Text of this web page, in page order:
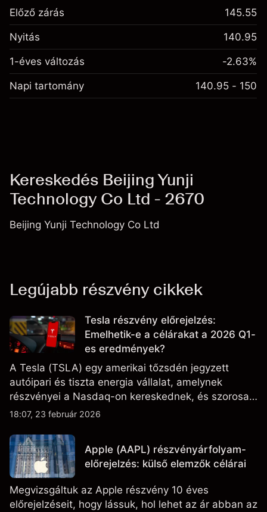
Előző zárás 145.55
Nyitás 140.95
1-éves változás -2.63%
Napi tartomány 140.95 - 150
Kereskedés Beijing Yunji
Technology Co Ltd - 2670
Beijing Yunji Technology Co Ltd
Legújabb részvény cikkek
Tesla részvény előrejelzés:
Emelhetik-e a célárakat a 2026 Q1-
es eredmények?
A Tesla (TSLA) egy amerikai tőzsdén jegyzett
autóipari és tiszta energia vállalat, amelynek
részvényei a Nasdaq-on kereskednek, és szorosan
figyelik az eredményteljesítményt, a szállítási
fejleményeket.
18:07, 23 február 2026
Apple (AAPL) részvényárfolyam-
előrejelzés: külső elemzők célárai
Megvizsgáltuk az Apple részvény 10 éves
előrejelzéseit, hogy lássuk, hol lehet az ár abban az